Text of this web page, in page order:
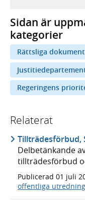
Sidan är
kategorier
Rättsliga dokument
Regeringens
Relaterat
Tillträdesförbud,
Delbetänkande
tillträdesförbud
Publicerad 01 juli
offentliga